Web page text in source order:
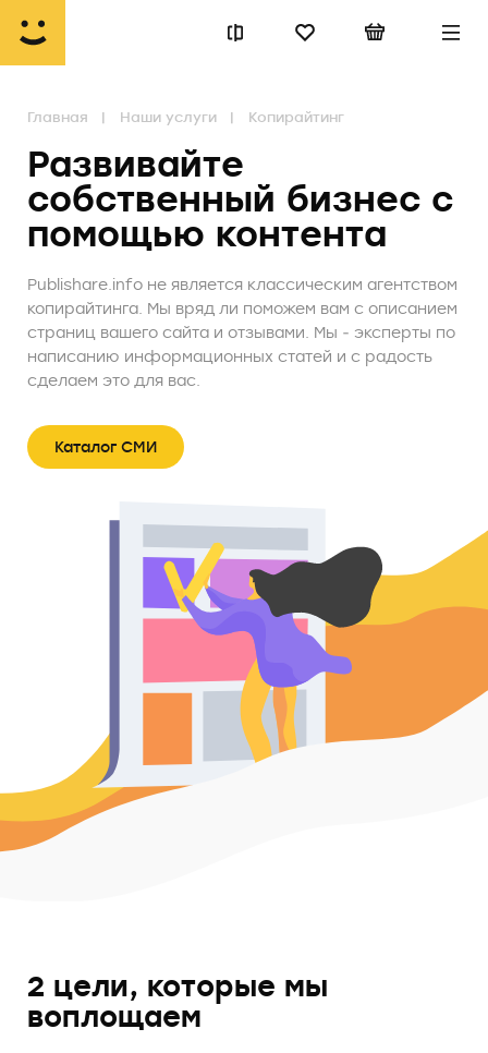
Главная Наши услуги Копирайтинг
Развивайте
собственный бизнес с
помощью контента
Publishare.info не является классическим агентством
копирайтинга. Мы вряд ли поможем вам с описанием
страниц вашего сайта и отзывами. Мы ‒ эксперты по
написанию информационных статей и с радость
сделаем это для вас.
Каталог СМИ
2 цели, которые мы
воплощаем